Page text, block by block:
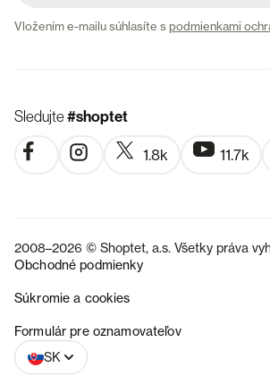
Vložením e-mailu súhlasíte spodmienkami
Sledujte#shoptet
1.8k 11.7k
2008–2026 © Shoptet, a.s. Všetky práva
Obchodné podmienky
Súkromie a cookies
Formulár pre oznamovateľov
SK